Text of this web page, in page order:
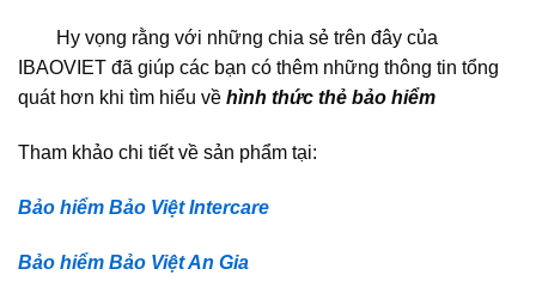
Hy vọng rằng với những chia sẻ trên đây của
IBAOVIET đã giúp các bạn có thêm những thông tin tổng
quát hơn khi tìm hiểu về hình thức thẻ bảo hiểm
Tham khảo chi tiết về sản phẩm tại:
Bảo hiểm Bảo Việt Intercare
Bảo hiểm Bảo Việt An Gia